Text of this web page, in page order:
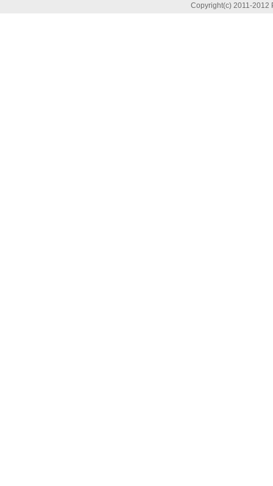
Copyright(c) 2011-2012